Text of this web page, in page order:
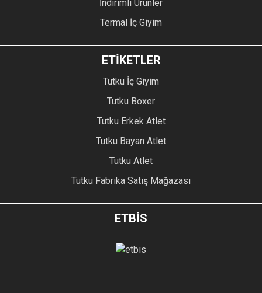
İndirimli Ürünler
Termal İç Giyim
ETİKETLER
Tutku İç Giyim
Tutku Boxer
Tutku Erkek Atlet
Tutku Bayan Atlet
Tutku Atlet
Tutku Fabrika Satış Mağazası
ETBİS